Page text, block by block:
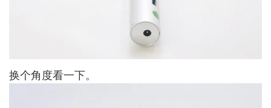
换个角度看一下。